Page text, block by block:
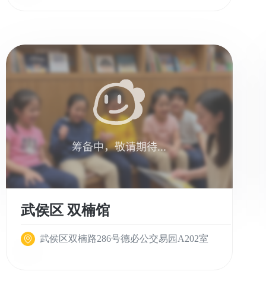
武侯区 双楠馆
武侯区双楠路286号德必公交易园A202室